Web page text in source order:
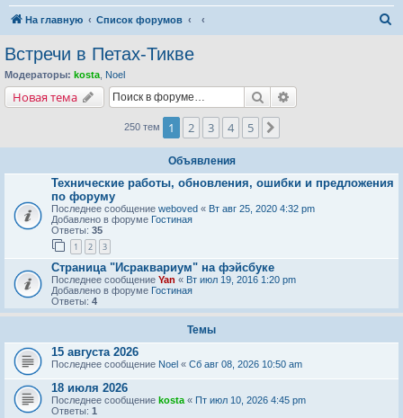
На главную Список форумов
Встречи в Петах-Тикве
Модераторы: kosta Noel
Новая тема Поиск
250 тем 1 2 3 4 5
Объявления
Технические работы, обновления, ошибки и предложения
по форуму
Последнее сообщение weboved « Вт авг 25, 2020 4:32 pm
Добавлено в форуме Гостиная
Ответы: 35
1 2 3
Страница "Исраквариум" на фэйсбуке
Последнее сообщение Yan « Вт июл 19, 2016 1:20 pm
Добавлено в форуме Гостиная
Ответы: 4
Темы
15 августа 2026
Последнее сообщение Noel « Сб авг 08, 2026 10:50 am
18 июля 2026
Последнее сообщение kosta « Пт июл 10, 2026 4:45 pm
Ответы: 1